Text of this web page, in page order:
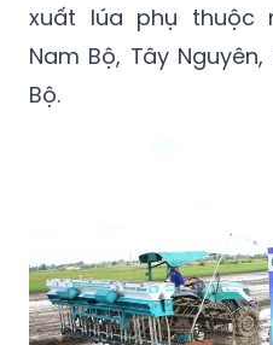
xuất lúa phụ thuộc
Nam Bộ, Tây
Bộ.